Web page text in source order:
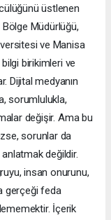
üstlenen
Bölge Müdürlüğü,
ve Manisa
birikimleri ve
Dijital medyanın
sorumlulukla,
değişir. Ama bu
sorunlar da
değildir.
insan onurunu,
gerçeği feda
İçerik